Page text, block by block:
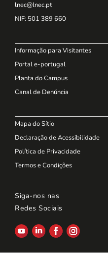
lnec@lnec.pt
NIF: 501 389 660
Informação para Visitantes
Portal e-portugal
Planta do Campus
Canal de Denúncia
Mapa do Sítio
Declaração de Acessibilidade
Política de Privacidade
Termos e Condições
Siga-nos nas
Redes Sociais